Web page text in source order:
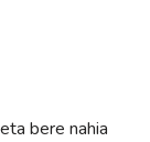
bere nahia